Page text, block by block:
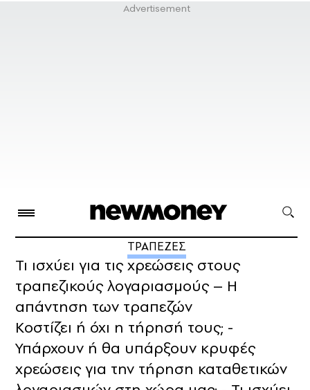
ΤΡΑΠΕΖΕΣ
Τι ισχύει για τις χρεώσεις στους
τραπεζικούς λογαριασμούς – Η
απάντηση των τραπεζών
Κοστίζει ή όχι η τήρησή τους; -
Υπάρχουν ή θα υπάρξουν κρυφές
χρεώσεις για την τήρηση καταθετικών